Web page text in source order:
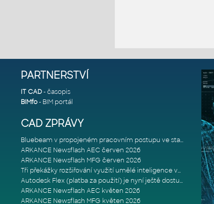
PARTNERSTVÍ
IT CAD- časopis
BIMfo- BIM portál
CAD ZPRÁVY
Bluebeam v propojeném pracovním postupu ve stavebnictví: Proč je int
ARKANCE Newsflash AEC červen 2026
ARKANCE Newsflash MFG červen 2026
Tři překážky rozšiřování využití umělé inteligence ve stavebním prům
Autodesk Flex (platba za použití) je nyní ještě dostupnější
ARKANCE Newsflash AEC květen 2026
ARKANCE Newsflash MFG květen 2026